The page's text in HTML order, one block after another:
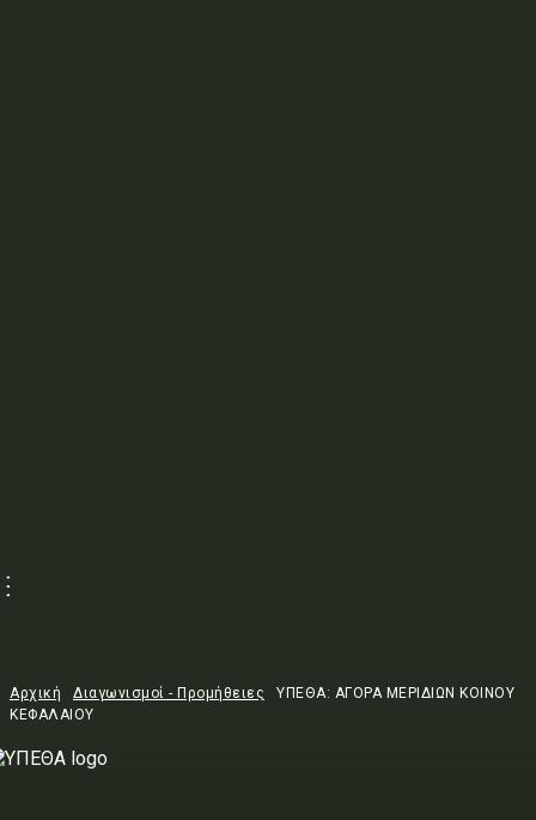
Αρχική Διαγωνισμοί - Προμήθειες
ΥΠΕΘΑ: ΑΓΟΡΑ ΜΕΡΙΔΙΩΝ ΚΟΙΝΟΥ
ΚΕΦΑΛΑΙΟΥ